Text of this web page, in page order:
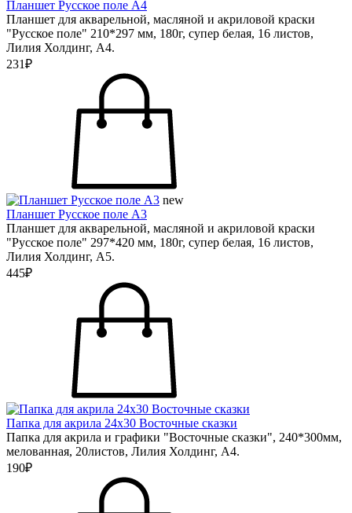
Планшет Русское поле А4
Планшет для акварельной, масляной и акриловой краски
"Русское поле" 210*297 мм, 180г, супер белая, 16 листов,
Лилия Холдинг, А4.
231₽
new
Планшет Русское поле А3
Планшет для акварельной, масляной и акриловой краски
"Русское поле" 297*420 мм, 180г, супер белая, 16 листов,
Лилия Холдинг, А5.
445₽
Папка для акрила 24х30 Восточные сказки
Папка для акрила и графики "Восточные сказки", 240*300мм,
мелованная, 20листов, Лилия Холдинг, А4.
190₽